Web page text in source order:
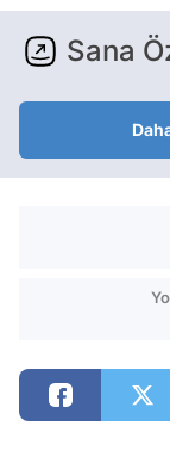
Sana